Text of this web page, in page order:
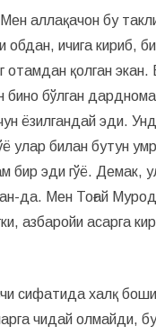
Мен аллақачон бу
обдан, ичига кириб,
қолган экан.
бино бўлган
ёзилгандай эди.
улар билан бутун
бир эди гўё. Демак,
да. Мен Тоғай
азбаройи асарга
сифатида халқ
чидай олмайди,